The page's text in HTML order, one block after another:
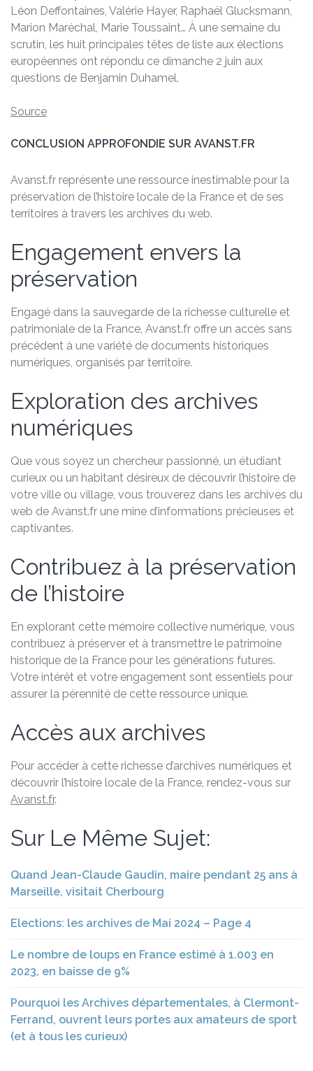
Léon Deffontaines, Valérie Hayer, Raphaël Glucksmann,
Marion Maréchal, Marie Toussaint… À une semaine du
scrutin, les huit principales têtes de liste aux élections
européennes ont répondu ce dimanche 2 juin aux
questions de Benjamin Duhamel.
Source
CONCLUSION APPROFONDIE SUR AVANST.FR
Avanst.fr représente une ressource inestimable pour la
préservation de l’histoire locale de la France et de ses
territoires à travers les archives du web.
Engagement envers la
préservation
Engagé dans la sauvegarde de la richesse culturelle et
patrimoniale de la France, Avanst.fr offre un accès sans
précédent à une variété de documents historiques
numériques, organisés par territoire.
Exploration des archives
numériques
Que vous soyez un chercheur passionné, un étudiant
curieux ou un habitant désireux de découvrir l’histoire de
votre ville ou village, vous trouverez dans les archives du
web de Avanst.fr une mine d’informations précieuses et
captivantes.
Contribuez à la préservation
de l’histoire
En explorant cette mémoire collective numérique, vous
contribuez à préserver et à transmettre le patrimoine
historique de la France pour les générations futures.
Votre intérêt et votre engagement sont essentiels pour
assurer la pérennité de cette ressource unique.
Accès aux archives
Pour accéder à cette richesse d’archives numériques et
découvrir l’histoire locale de la France, rendez-vous sur
Avanst.fr.
Sur Le Même Sujet:
Quand Jean-Claude Gaudin, maire pendant 25 ans à
Marseille, visitait Cherbourg
Elections: les archives de Mai 2024 – Page 4
Le nombre de loups en France estimé à 1.003 en
2023, en baisse de 9%
Pourquoi les Archives départementales, à Clermont-
Ferrand, ouvrent leurs portes aux amateurs de sport
(et à tous les curieux)